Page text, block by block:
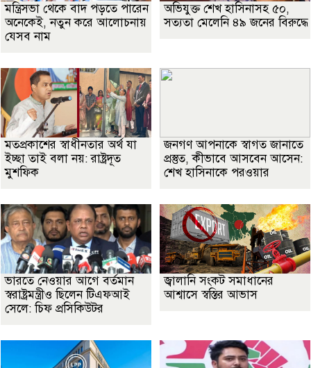
মন্ত্রিসভা থেকে বাদ পড়তে পারেন
অনেকেই, নতুন করে আলোচনায়
যেসব নাম
অভিযুক্ত শেখ হাসিনাসহ ৫০,
সত্যতা মেলেনি ৪৯ জনের বিরুদ্ধে
মতপ্রকাশের স্বাধীনতার অর্থ যা
ইচ্ছা তাই বলা নয়: রাষ্ট্রদূত
মুশফিক
জনগণ আপনাকে স্বাগত জানাতে
প্রস্তুত, কীভাবে আসবেন আসেন:
শেখ হাসিনাকে পরওয়ার
ভারতে নেওয়ার আগে বর্তমান
স্বরাষ্ট্রমন্ত্রীও ছিলেন টিএফআই
সেলে: চিফ প্রসিকিউটর
জ্বালানি সংকট সমাধানের
আশ্বাসে স্বস্তির আভাস